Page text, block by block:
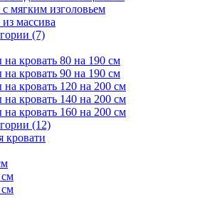
мягким изголовьем
массива
(7)
кровать 80 на 190 см
кровать 90 на 190 см
кровать 120 на 200 см
кровать 140 на 200 см
кровать 160 на 200 см
(12)
кровати
см
см